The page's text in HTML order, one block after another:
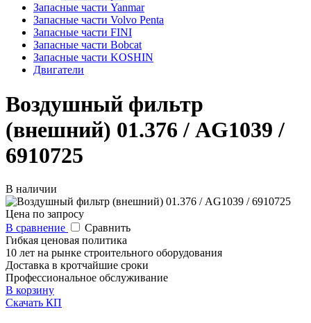
Запасные части Yanmar
Запасные части Volvo Penta
Запасные части FINI
Запасные части Bobcat
Запасные части KOSHIN
Двигатели
Воздушный фильтр
(внешний) 01.376 / AG1039 /
6910725
В наличии
Цена по запросу
В сравнение
Сравнить
Гибкая ценовая политика
10 лет на рынке строительного оборудования
Доставка в кротчайшие сроки
Профессиональное обслуживание
В корзину
Скачать КП